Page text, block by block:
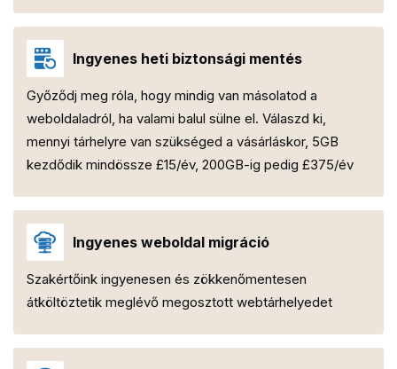
Ingyenes heti biztonsági mentés
Győződj meg róla, hogy mindig van másolatod a
weboldaladról, ha valami balul sülne el. Válaszd ki,
mennyi tárhelyre van szükséged a vásárláskor, 5GB
kezdődik mindössze £15/év, 200GB-ig pedig £375/év
Ingyenes weboldal migráció
Szakértőink ingyenesen és zökkenőmentesen
átköltöztetik meglévő megosztott webtárhelyedet